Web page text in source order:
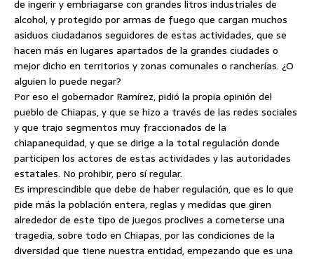
de ingerir y embriagarse con grandes litros industriales de
alcohol, y protegido por armas de fuego que cargan muchos
asiduos ciudadanos seguidores de estas actividades, que se
hacen más en lugares apartados de la grandes ciudades o
mejor dicho en territorios y zonas comunales o rancherías. ¿O
alguien lo puede negar?
Por eso el gobernador Ramírez, pidió la propia opinión del
pueblo de Chiapas, y que se hizo a través de las redes sociales
y que trajo segmentos muy fraccionados de la
chiapanequidad, y que se dirige a la total regulación donde
participen los actores de estas actividades y las autoridades
estatales. No prohibir, pero sí regular.
Es imprescindible que debe de haber regulación, que es lo que
pide más la población entera, reglas y medidas que giren
alrededor de este tipo de juegos proclives a cometerse una
tragedia, sobre todo en Chiapas, por las condiciones de la
diversidad que tiene nuestra entidad, empezando que es una